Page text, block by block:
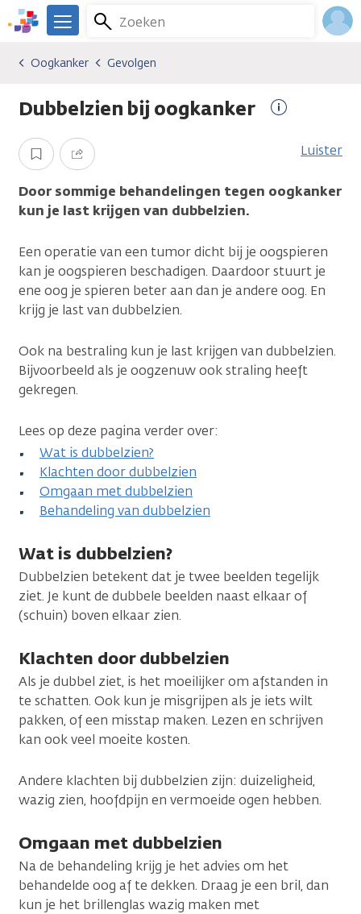
Overslaan
en
gaan
We
er
je.
Zoeken
Menu
Kankersoorten
Oogkanker
Gevolgen
Oogkanker Gevolgen
Dubbelzien bij oogkanker
informatie
Opslaan Delen Luister
Door sommige behandelingen tegen oogkanker
kun je last krijgen van dubbelzien.
Een operatie van een tumor dicht bij je oogspieren
kan je oogspieren beschadigen. Daardoor stuurt je
ene oog je spieren beter aan dan je andere oog. En
krijg je last van dubbelzien.
Ook na bestraling kun je last krijgen van dubbelzien.
Bijvoorbeeld als je oogzenuw ook straling heeft
gekregen.
Lees op deze pagina verder over:
Wat is dubbelzien?
Klachten door dubbelzien
Omgaan met dubbelzien
Behandeling van dubbelzien
Wat is dubbelzien?
Dubbelzien betekent dat je twee beelden tegelijk
ziet. Je kunt de dubbele beelden naast elkaar of
(schuin) boven elkaar zien.
Klachten door dubbelzien
Als je dubbel ziet, is het moeilijker om afstanden in
te schatten. Ook kun je misgrijpen als je iets wilt
pakken, of een misstap maken. Lezen en schrijven
kan ook veel moeite kosten.
Andere klachten bij dubbelzien zijn: duizeligheid,
wazig zien, hoofdpijn en vermoeide ogen hebben.
Omgaan met dubbelzien
Na de behandeling krijg je het advies om het
behandelde oog af te dekken. Draag je een bril, dan
kun je het brillenglas wazig maken met